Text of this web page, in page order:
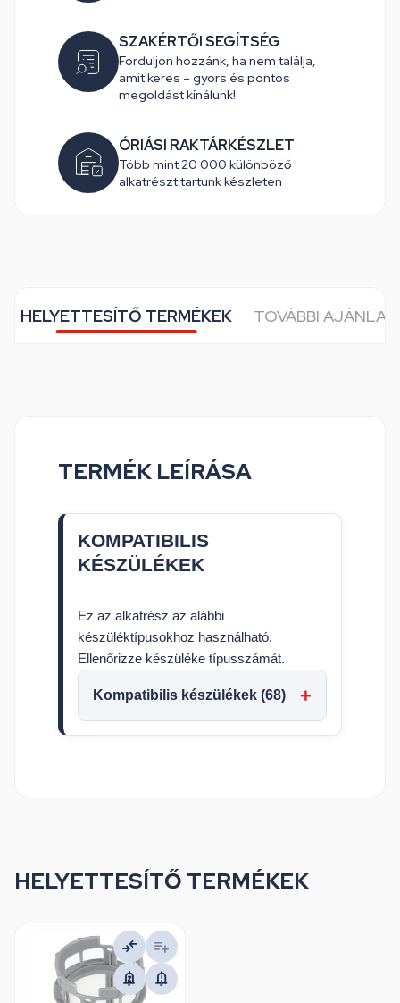
SZAKÉRTŐI SEGÍTSÉG
Forduljon hozzánk, ha nem találja,
amit keres – gyors és pontos
megoldást kínálunk!
ÓRIÁSI RAKTÁRKÉSZLET
Több mint 20 000 különböző
alkatrészt tartunk készleten
HELYETTESÍTŐ TERMÉKEK TOVÁBBI
TERMÉK LEÍRÁSA
KOMPATIBILIS
KÉSZÜLÉKEK
Ez az alkatrész az alábbi
készüléktípusokhoz használható.
Ellenőrizze készüléke típusszámát.
Kompatibilis készülékek (68)
HELYETTESÍTŐ TERMÉKEK